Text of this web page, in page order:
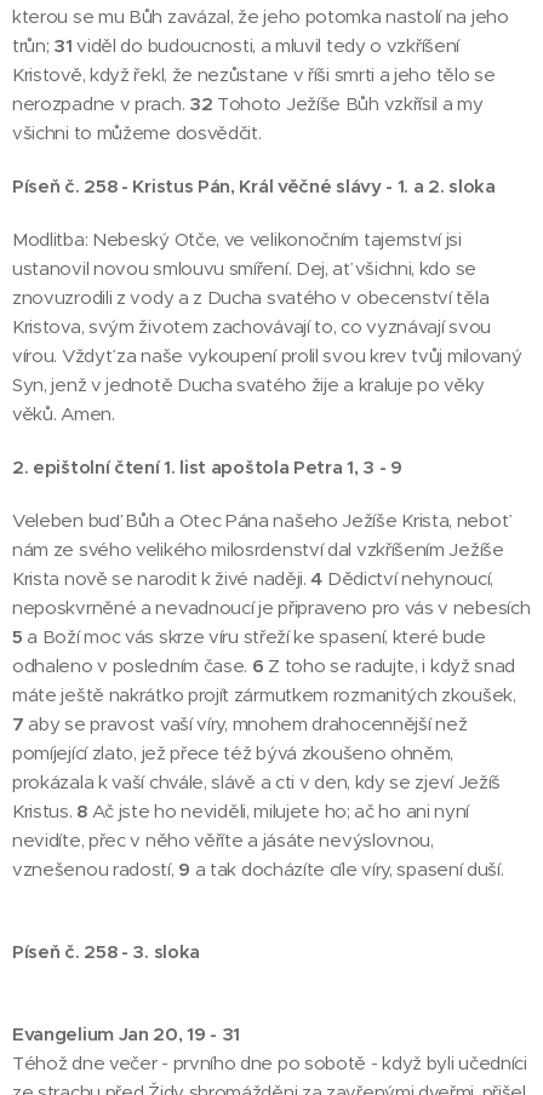
kterou se mu Bůh zavázal, že jeho potomka nastolí na jeho
trůn; 31viděl do budoucnosti, a mluvil tedy o vzkříšení
Kristově, když řekl, že nezůstane v říši smrti a jeho tělo se
nerozpadne v prach. 32 Tohoto Ježíše Bůh vzkřísil a my
všichni to můžeme dosvědčit.
Píseň č. 258 - Kristus Pán, Král věčné slávy - 1. a 2. sloka
Modlitba: Nebeský Otče, ve velikonočním tajemství jsi
ustanovil novou smlouvu smíření. Dej, ať všichni, kdo se
znovuzrodili z vody a z Ducha svatého v obecenství těla
Kristova, svým životem zachovávají to, co vyznávají svou
vírou. Vždyť za naše vykoupení prolil svou krev tvůj milovaný
Syn, jenž v jednotě Ducha svatého žije a kraluje po věky
věků. Amen.
2. epištolní čtení 1. list apoštola Petra 1, 3 - 9
Veleben buď Bůh a Otec Pána našeho Ježíše Krista, neboť
nám ze svého velikého milosrdenství dal vzkříšením Ježíše
Krista nově se narodit k živé naději.4 Dědictví nehynoucí,
neposkvrněné a nevadnoucí je připraveno pro vás v nebesích
5 a Boží moc vás skrze víru střeží ke spasení, které bude
odhaleno v posledním čase. 6 Z toho se radujte, i když snad
máte ještě nakrátko projít zármutkem rozmanitých zkoušek,
7 aby se pravost vaší víry, mnohem drahocennější než
pomíjející zlato, jež přece též bývá zkoušeno ohněm,
prokázala k vaší chvále, slávě a cti v den, kdy se zjeví Ježíš
Kristus. 8 Ač jste ho neviděli, milujete ho; ač ho ani nyní
nevidíte, přec v něho věříte a jásáte nevýslovnou,
vznešenou radostí, 9 a tak docházíte cíle víry, spasení duší.
Píseň č. 258 - 3. sloka
Evangelium Jan 20, 19 - 31
Téhož dne večer - prvního dne po sobotě - když byli učedníci